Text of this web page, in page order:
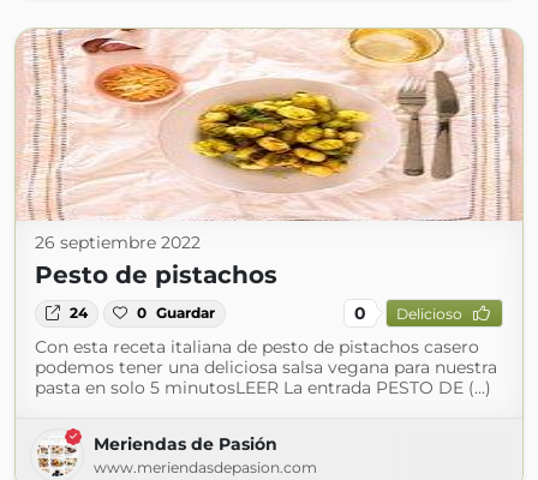
26 septiembre 2022
Pesto de pistachos
24 0 Guardar 0 Delicioso
Con esta receta italiana de pesto de pistachos casero
podemos tener una deliciosa salsa vegana para nuestra
pasta en solo 5 minutosLEER La entrada PESTO DE (...)
Meriendas de Pasión
www.meriendasdepasion.com